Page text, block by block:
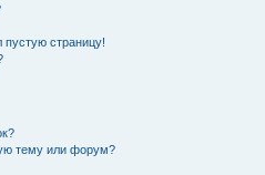
пустую страницу!
тему или форум?